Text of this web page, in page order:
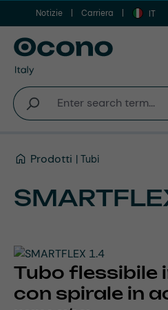
Vai al contenuto principale
Notizie Carriera IT
Prodotti Tubi
Tubo flessibile
con spirale in